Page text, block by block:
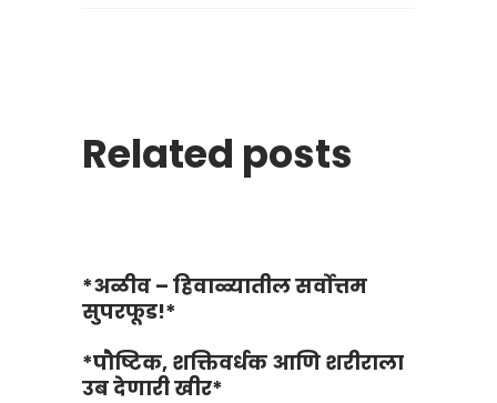
Related posts
*अळीव – हिवाळ्यातील सर्वोत्तम
सुपरफूड!*
*पौष्टिक, शक्तिवर्धक आणि शरीराला
उब देणारी खीर*